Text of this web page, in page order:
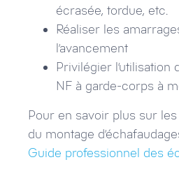
écrasée, tordue, etc.
Réaliser les
l’avancement
Privilégier
NF à garde-corps à
Pour en savoir plus sur
du montage
Guide professionnel des